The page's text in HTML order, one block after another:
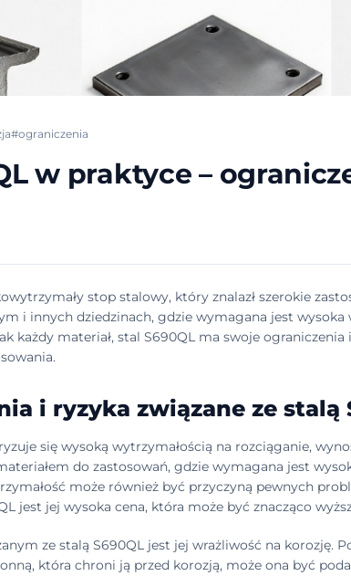
#ograniczenia
w praktyce –
stop stalowy, który znalazł szerokie
i innych dziedzinach, gdzie wymagana jest wysoka
każdy materiał, stal S690QL ma swoje
i ryzyka związane ze stalą
się wysoką wytrzymałością na rozciąganie,
do zastosowań, gdzie wymagana jest
może również być przyczyną pewnych
jest jej wysoka cena, która może być znacząco
ze stalą S690QL jest jej wrażliwość na korozję.
która chroni ją przed korozją, może ona być